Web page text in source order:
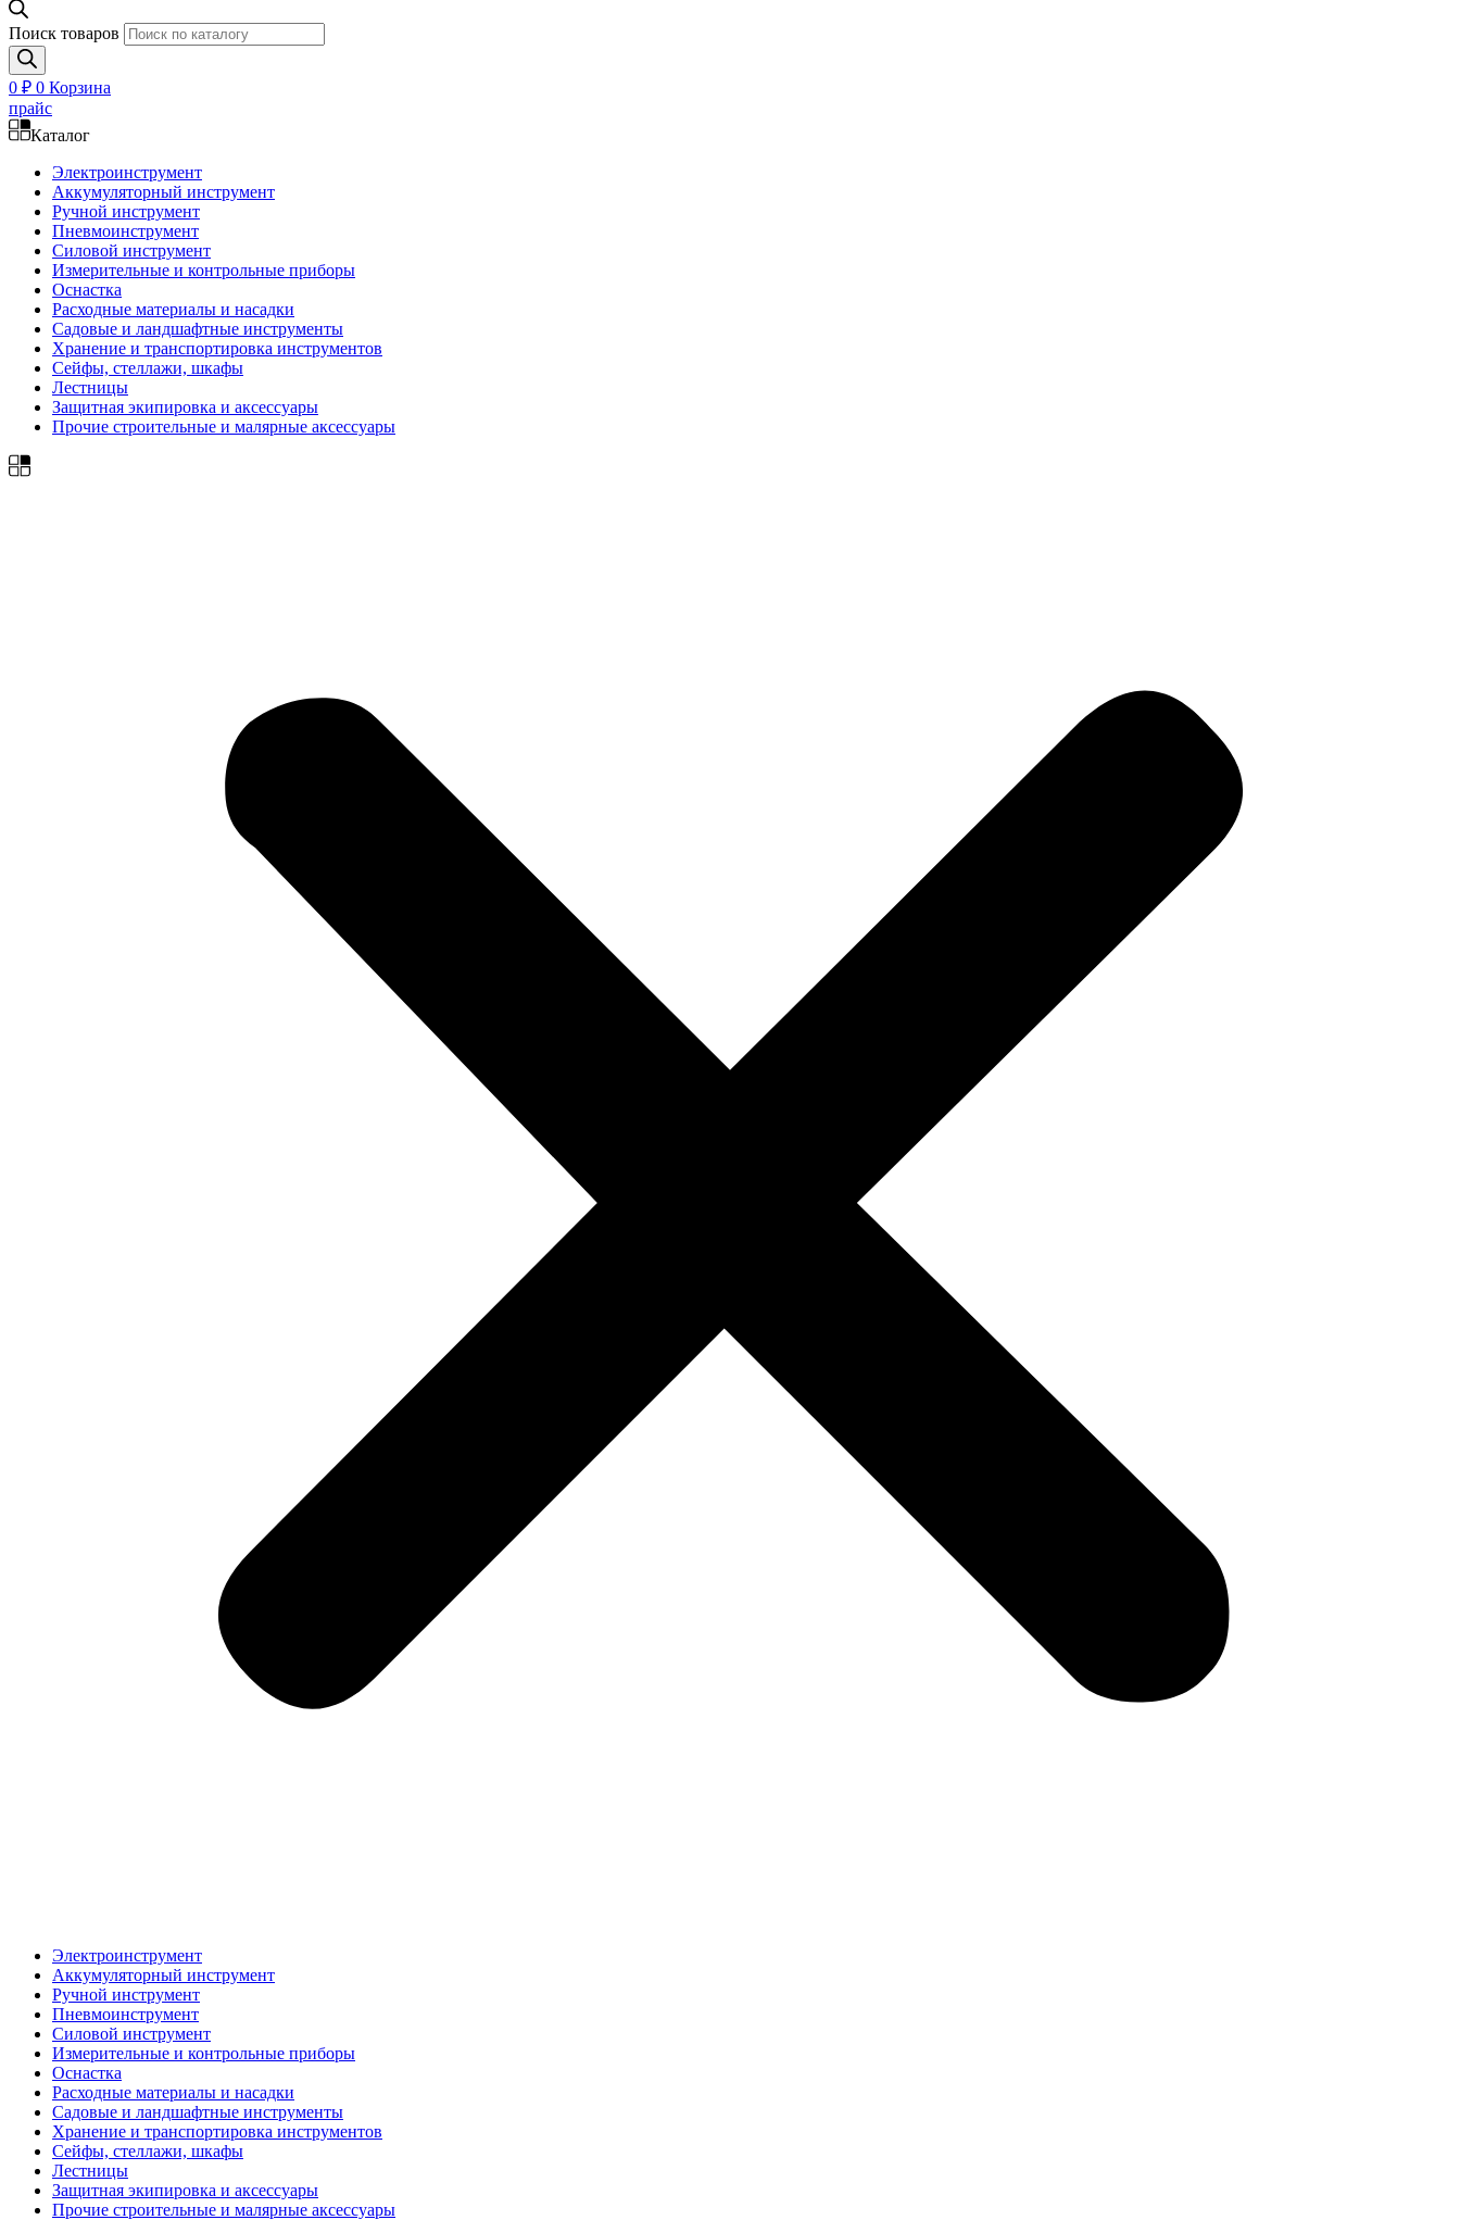
Поиск товаров
0 ₽ 0 Корзина
прайс
Каталог
Электроинструмент
Аккумуляторный инструмент
Ручной инструмент
Пневмоинструмент
Силовой инструмент
Измерительные и контрольные приборы
Оснастка
Расходные материалы и насадки
Садовые и ландшафтные инструменты
Хранение и транспортировка инструментов
Сейфы, стеллажи, шкафы
Лестницы
Защитная экипировка и аксессуары
Прочие строительные и малярные аксессуары
Электроинструмент
Аккумуляторный инструмент
Ручной инструмент
Пневмоинструмент
Силовой инструмент
Измерительные и контрольные приборы
Оснастка
Расходные материалы и насадки
Садовые и ландшафтные инструменты
Хранение и транспортировка инструментов
Сейфы, стеллажи, шкафы
Лестницы
Защитная экипировка и аксессуары
Прочие строительные и малярные аксессуары